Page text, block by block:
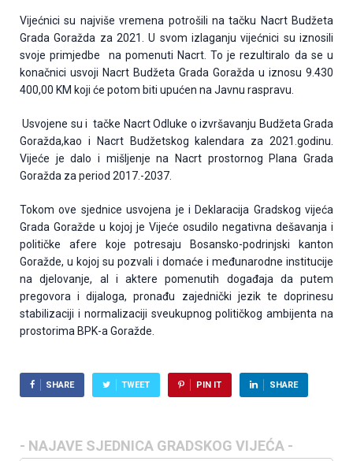
Vijećnici su najviše vremena potrošili na tačku Nacrt Budžeta
Grada Goražda za 2021. U svom izlaganju vijećnici su iznosili
svoje primjedbe na pomenuti Nacrt. To je rezultiralo da se u
konačnici usvoji Nacrt Budžeta Grada Goražda u iznosu 9.430
400,00 KM koji će potom biti upućen na Javnu raspravu.
Usvojene su i tačke Nacrt Odluke o izvršavanju Budžeta Grada
Goražda,kao i Nacrt Budžetskog kalendara za 2021.godinu.
Vijeće je dalo i mišljenje na Nacrt prostornog Plana Grada
Goražda za period 2017.-2037.
Tokom ove sjednice usvojena je i Deklaracija Gradskog vijeća
Grada Goražde u kojoj je Vijeće osudilo negativna dešavanja i
političke afere koje potresaju Bosansko-podrinjski kanton
Goražde, u kojoj su pozvali i domaće i međunarodne institucije
na djelovanje, al i aktere pomenutih događaja da putem
pregovora i dijaloga, pronađu zajednički jezik te doprinesu
stabilizaciji i normalizaciji sveukupnog političkog ambijenta na
prostorima BPK-a Goražde.
SHARE TWEET PIN IT SHARE
- NAJAVE SJEDNICA GRADSKOG VIJEĆA -